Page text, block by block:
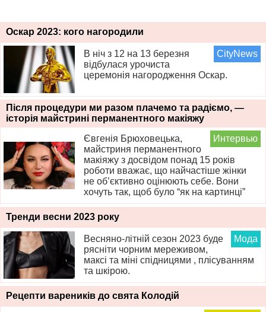
Оскар 2023: кого нагородили
CityNews
В ніч з 12 на 13 березня
відбулася урочиста
церемонія нагородження Оскар.
Після процедури ми разом плачемо та радіємо, —
історія майстрині перманентного макіяжу
Интервью
Євгенія Брюховецька,
майстриня перманентного
макіяжу з досвідом понад 15 років
роботи вважає, що найчастіше жінки
не об’єктивно оцінюють себе. Вони
хочуть так, щоб було “як на картинці”
Тренди весни 2023 року
Мода
Весняно-літній сезон 2023 буде
рясніти чорним мереживом,
максі та міні спідницями , плісуванням
та шкірою.
Рецепти вареників до свята Колодій